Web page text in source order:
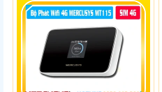
Ethernet Shielded 10/100 Mbps, hỗ
trợ PoE Passive, MAXtream TDMA,
quản lý tập trung và phân tích
quang phổ. Chuẩn IPX5 giúp tăng
khả năng chống chịu thời tiết.